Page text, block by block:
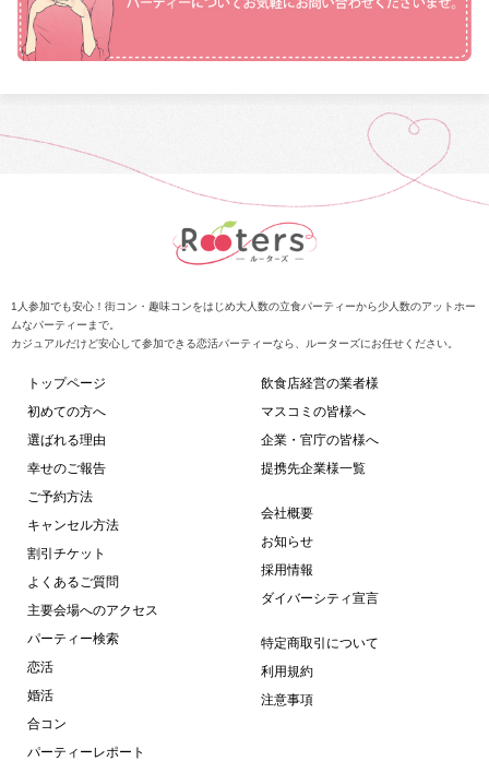
1人参加でも安心！街コン・趣味コンをはじめ大人数の立食パーティーから少人数のアットホー
ムなパーティーまで。
カジュアルだけど安心して参加できる恋活パーティーなら、ルーターズにお任せください。
トップページ
初めての方へ
選ばれる理由
幸せのご報告
ご予約方法
キャンセル方法
割引チケット
よくあるご質問
主要会場へのアクセス
パーティー検索
恋活
婚活
合コン
パーティーレポート
飲食店経営の業者様
マスコミの皆様へ
企業・官庁の皆様へ
提携先企業様一覧
会社概要
お知らせ
採用情報
ダイバーシティ宣言
特定商取引について
利用規約
注意事項